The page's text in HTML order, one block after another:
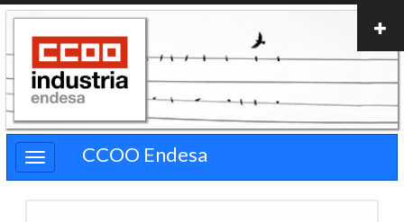
Pasar
contenido
principal
CCOO Endesa